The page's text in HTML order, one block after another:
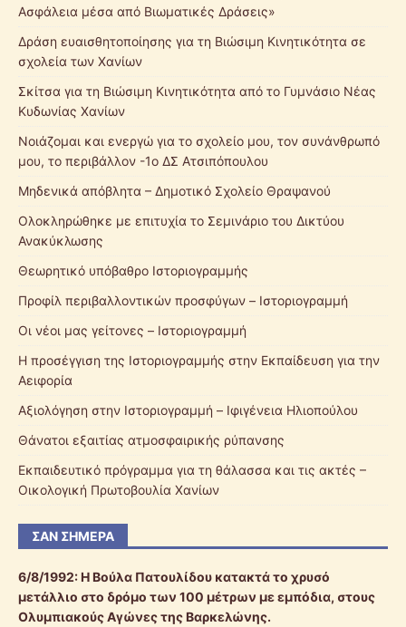
Ασφάλεια μέσα από Βιωματικές Δράσεις»
Δράση ευαισθητοποίησης για τη Βιώσιμη Κινητικότητα σε
σχολεία των Χανίων
Σκίτσα για τη Βιώσιμη Κινητικότητα από το Γυμνάσιο Νέας
Κυδωνίας Χανίων
Νοιάζομαι και ενεργώ για το σχολείο μου, τον συνάνθρωπό
μου, το περιβάλλον -1ο ΔΣ Ατσιπόπουλου
Μηδενικά απόβλητα – Δημοτικό Σχολείο Θραψανού
Ολοκληρώθηκε με επιτυχία το Σεμινάριο του Δικτύου
Ανακύκλωσης
Θεωρητικό υπόβαθρο Ιστοριογραμμής
Προφίλ περιβαλλοντικών προσφύγων – Ιστοριογραμμή
Οι νέοι μας γείτονες – Ιστοριογραμμή
Η προσέγγιση της Ιστοριογραμμής στην Εκπαίδευση για την
Αειφορία
Αξιολόγηση στην Ιστοριογραμμή – Ιφιγένεια Ηλιοπούλου
Θάνατοι εξαιτίας ατμοσφαιρικής ρύπανσης
Εκπαιδευτικό πρόγραμμα για τη θάλασσα και τις ακτές –
Οικολογική Πρωτοβουλία Χανίων
ΣΑΝ ΣΉΜΕΡΑ
6/8/1992:Η Βούλα Πατουλίδου κατακτά το χρυσό
μετάλλιο στο δρόμο των 100 μέτρων με εμπόδια, στους
Ολυμπιακούς Αγώνες της Βαρκελώνης.